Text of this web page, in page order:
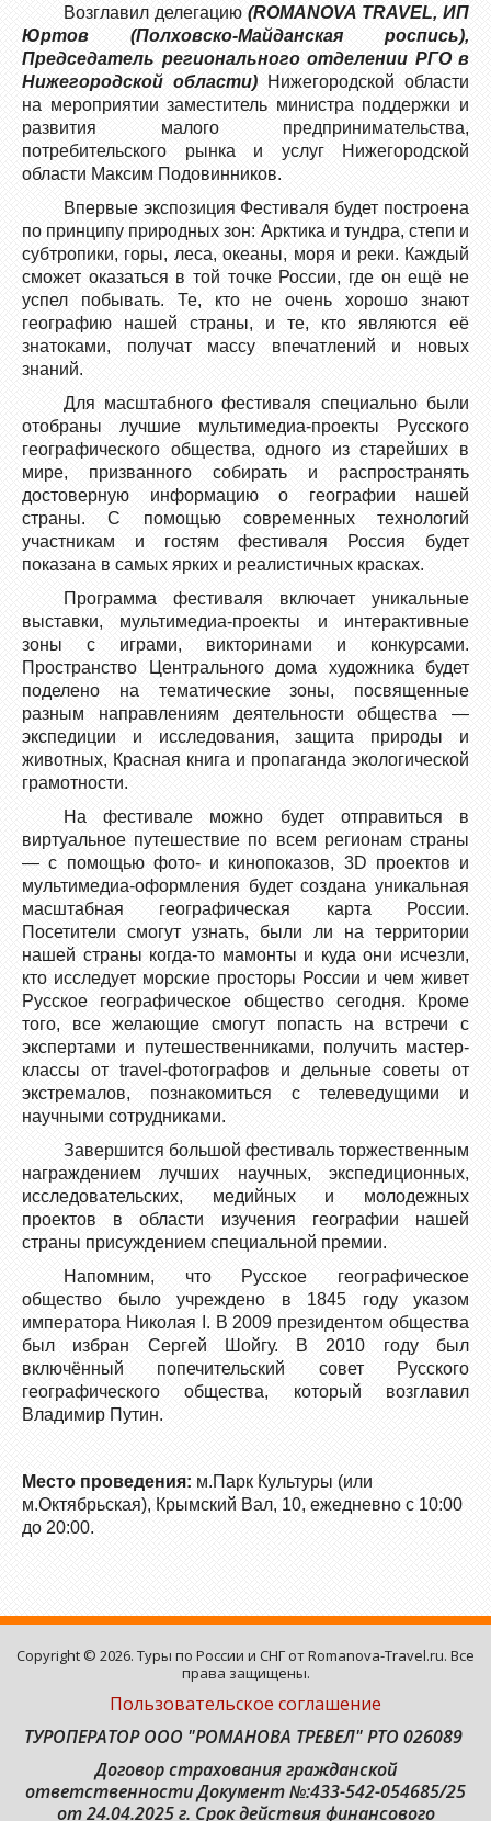
Возглавил делегацию (ROMANOVA TRAVEL, ИП
Юртов (Полховско-Майданская роспись),
Председатель регионального отделении РГО в
Нижегородской области) Нижегородской области
на мероприятии заместитель министра поддержки и
развития малого предпринимательства,
потребительского рынка и услуг Нижегородской
области Максим Подовинников.
Впервые экспозиция Фестиваля будет построена
по принципу природных зон: Арктика и тундра, степи и
субтропики, горы, леса, океаны, моря и реки. Каждый
сможет оказаться в той точке России, где он ещё не
успел побывать. Те, кто не очень хорошо знают
географию нашей страны, и те, кто являются её
знатоками, получат массу впечатлений и новых
знаний.
Для масштабного фестиваля специально были
отобраны лучшие мультимедиа-проекты Русского
географического общества, одного из старейших в
мире, призванного собирать и распространять
достоверную информацию о географии нашей
страны. С помощью современных технологий
участникам и гостям фестиваля Россия будет
показана в самых ярких и реалистичных красках.
Программа фестиваля включает уникальные
выставки, мультимедиа-проекты и интерактивные
зоны с играми, викторинами и конкурсами.
Пространство Центрального дома художника будет
поделено на тематические зоны, посвященные
разным направлениям деятельности общества —
экспедиции и исследования, защита природы и
животных, Красная книга и пропаганда экологической
грамотности.
На фестивале можно будет отправиться в
виртуальное путешествие по всем регионам страны
— с помощью фото- и кинопоказов, 3D проектов и
мультимедиа-оформления будет создана уникальная
масштабная географическая карта России.
Посетители смогут узнать, были ли на территории
нашей страны когда-то мамонты и куда они исчезли,
кто исследует морские просторы России и чем живет
Русское географическое общество сегодня. Кроме
того, все желающие смогут попасть на встречи с
экспертами и путешественниками, получить мастер-
классы от travel-фотографов и дельные советы от
экстремалов, познакомиться с телеведущими и
научными сотрудниками.
Завершится большой фестиваль торжественным
награждением лучших научных, экспедиционных,
исследовательских, медийных и молодежных
проектов в области изучения географии нашей
страны присуждением специальной премии.
Напомним, что Русское географическое
общество было учреждено в 1845 году указом
императора Николая I. В 2009 президентом общества
был избран Сергей Шойгу. В 2010 году был
включённый попечительский совет Русского
географического общества, который возглавил
Владимир Путин.
Место проведения: м.Парк Культуры (или
м.Октябрьская), Крымский Вал, 10, ежедневно с 10:00
до 20:00.
Copyright © 2026. Туры по России и СНГ от Romanova-Travel.ru. Все
права защищены.
Пользовательское соглашение
ТУРОПЕРАТОР ООО "РОМАНОВА ТРЕВЕЛ" РТО 026089
Договор страхования гражданской
ответственностиДокумент №:433-542-054685/25
от 24.04.2025 г. Срок действия финансового